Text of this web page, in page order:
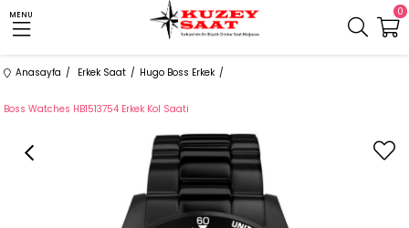
MENU 0
Anasayfa Erkek Saat Hugo Boss Erkek
Boss Watches HB1513754 Erkek Kol Saati